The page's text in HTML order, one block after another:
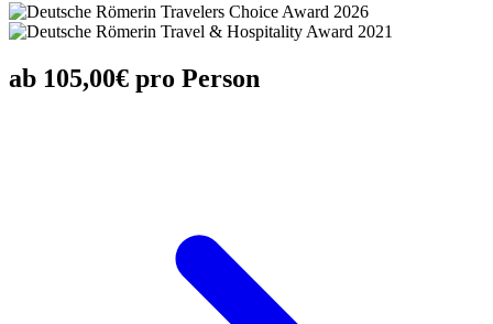
ab 105,00€ pro Person